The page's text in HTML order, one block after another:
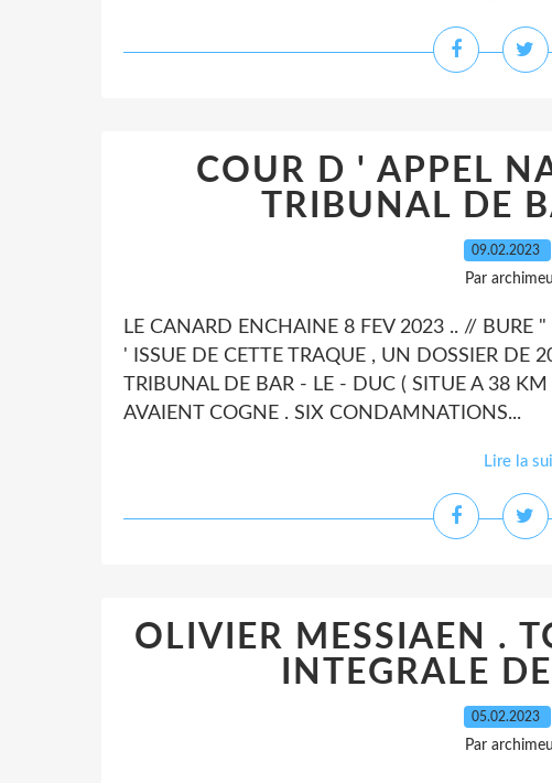
COUR D ' APPEL
TRIBUNAL DE
09.02.2023
Par
LE CANARD ENCHAINE 8 FEV 2023 .. // BURE "
' ISSUE DE CETTE TRAQUE , UN DOSSIER DE
TRIBUNAL DE BAR - LE - DUC ( SITUE A 38 KM
AVAIENT COGNE . SIX CONDAMNATIONS...
Lire la
OLIVIER MESSIAEN .
INTEGRALE
05.02.2023
Par